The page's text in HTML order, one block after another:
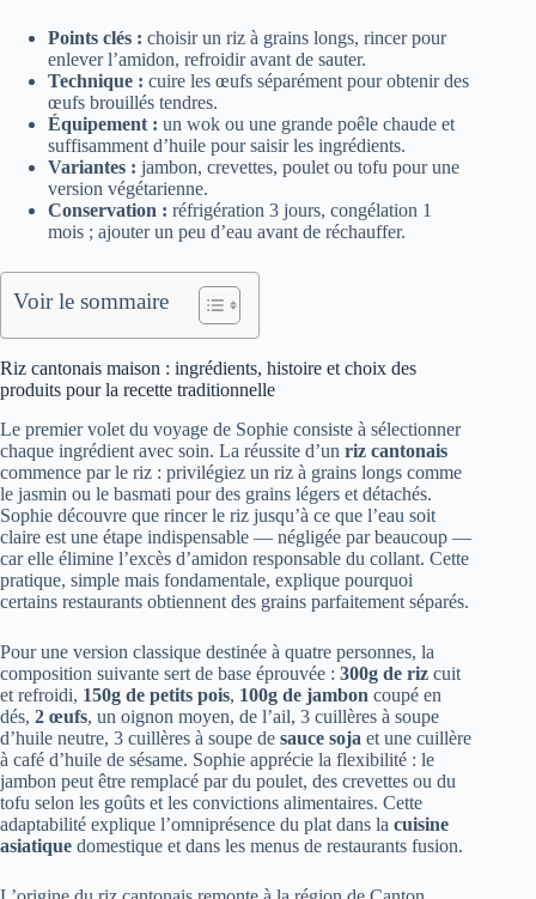
Points clés : choisir un riz à grains longs, rincer pour
enlever l’amidon, refroidir avant de sauter.
Technique : cuire les œufs séparément pour obtenir des
œufs brouillés tendres.
Équipement : un wok ou une grande poêle chaude et
suffisamment d’huile pour saisir les ingrédients.
Variantes : jambon, crevettes, poulet ou tofu pour une
version végétarienne.
Conservation : réfrigération 3 jours, congélation 1
mois ; ajouter un peu d’eau avant de réchauffer.
Voir le sommaire
Riz cantonais maison : ingrédients, histoire et choix des
produits pour la recette traditionnelle
Le premier volet du voyage de Sophie consiste à sélectionner
chaque ingrédient avec soin. La réussite d’un riz cantonais
commence par le riz : privilégiez un riz à grains longs comme
le jasmin ou le basmati pour des grains légers et détachés.
Sophie découvre que rincer le riz jusqu’à ce que l’eau soit
claire est une étape indispensable — négligée par beaucoup —
car elle élimine l’excès d’amidon responsable du collant. Cette
pratique, simple mais fondamentale, explique pourquoi
certains restaurants obtiennent des grains parfaitement séparés.
Pour une version classique destinée à quatre personnes, la
composition suivante sert de base éprouvée : 300g de riz cuit
et refroidi, 150g de petits pois, 100g de jambon coupé en
dés, 2 œufs, un oignon moyen, de l’ail, 3 cuillères à soupe
d’huile neutre, 3 cuillères à soupe de sauce soja et une cuillère
à café d’huile de sésame. Sophie apprécie la flexibilité : le
jambon peut être remplacé par du poulet, des crevettes ou du
tofu selon les goûts et les convictions alimentaires. Cette
adaptabilité explique l’omniprésence du plat dans la cuisine
asiatique domestique et dans les menus de restaurants fusion.